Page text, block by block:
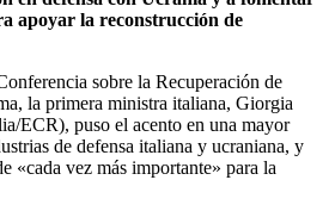
apoyar la reconstrucción de
sobre la Recuperación de
la primera ministra italiana, Giorgia
ECR), puso el acento en una mayor
de defensa italiana y ucraniana, y
«cada vez más importante» para la